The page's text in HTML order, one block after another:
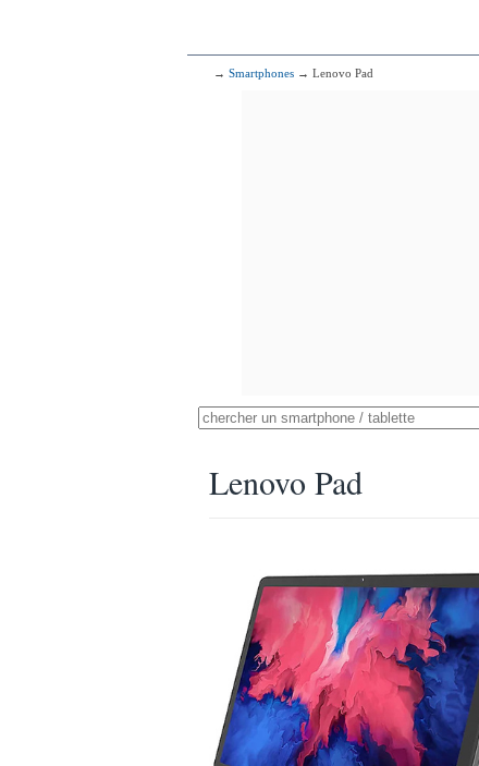
→ Smartphones → Lenovo Pad
Lenovo Pad